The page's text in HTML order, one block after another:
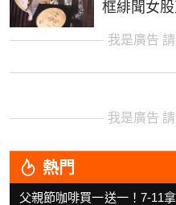
框緋聞女
我是廣告
我是廣告
熱門
父親節咖啡買一送一！7-11